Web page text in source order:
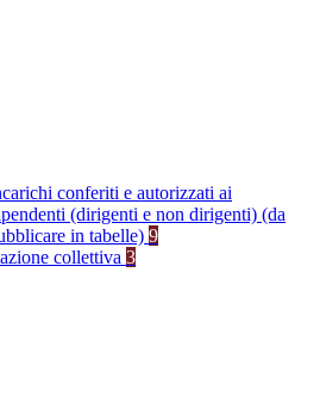
conferiti e autorizzati ai
(dirigenti e non dirigenti) (da
in tabelle) 9
collettiva 3